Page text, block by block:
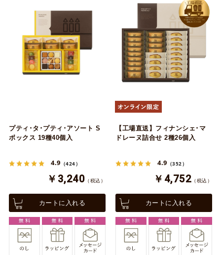
プティ･タ･プティ･アソート S
ボックス 19種40個入
4.9 （424）
￥3,240 （税込）
カートに入れる
【工場直送】フィナンシェ･マ
ドレーヌ詰合せ 2種26個入
4.9 （352）
￥4,752 （税込）
カートに入れる